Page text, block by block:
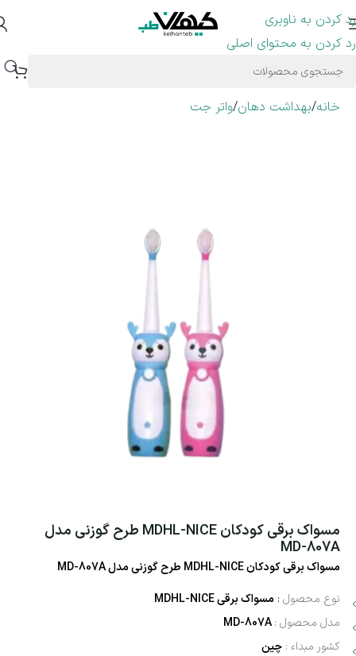
رد کردن به ناوبری
رد کردن به محتوای اصلی
خانه/بهداشت دهان/واتر جت
مسواک برقی کودکان MDHL-NICE طرح گوزنی مدل
MD-807A
مسواک برقی کودکان MDHL-NICE طرح گوزنی مدل MD-807A
نوع محصول : مسواک برقی MDHL-NICE
مدل محصول :
کشور مبداء : چین